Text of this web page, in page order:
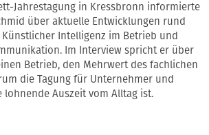
Jahrestagung in Kressbronn informierte
über aktuelle Entwicklungen rund
Intelligenz im Betrieb und
Im Interview spricht er über
Betrieb, den Mehrwert des fachlichen
die Tagung für Unternehmer und
lohnende Auszeit vom Alltag ist.